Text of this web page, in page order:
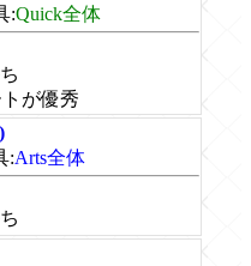
:Quick全体
が優秀
:Arts全体